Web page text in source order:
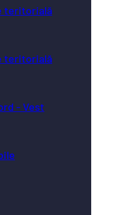
teritorială
teritorială
- Vest